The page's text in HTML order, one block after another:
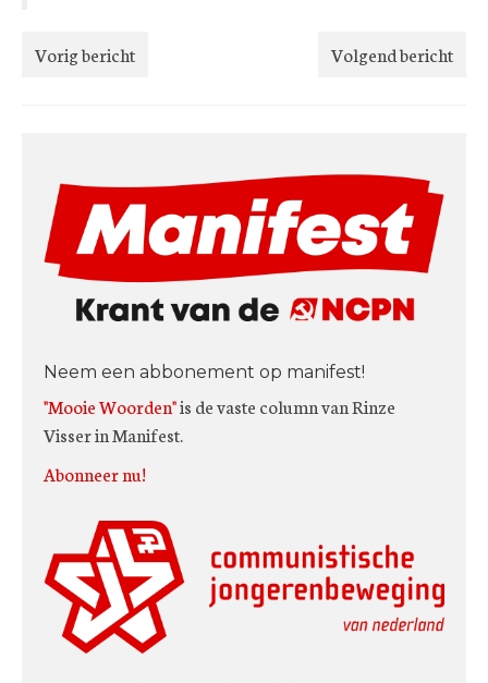
Vorig bericht Volgend bericht
Neem een abbonement op manifest!
"Mooie Woorden"is de vaste column van Rinze
Visser in Manifest.
Abonneer nu!